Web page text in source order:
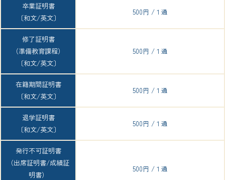
卒業証明書
〔和文/英文〕
500円 /１通
修了証明書
（準備教育課程）
〔和文/英文〕
500円 /１通
在籍期間証明書
〔和文/英文〕
500円 /１通
退学証明書
〔和文/英文〕
500円 /１通
発行不可証明書
（出席証明書/成績証
明書）
500円 /１通